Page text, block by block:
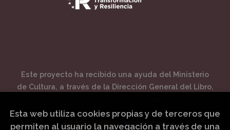
Este proyecto ha recibido una ayuda del Ministerio
de Cultura, a través de la Dirección General del Libro,
Esta web utiliza cookies propias y de terceros que
permiten al usuario la navegación a través de una